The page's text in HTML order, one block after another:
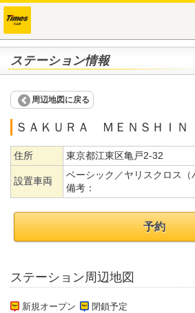
ステーション情報
周辺地図に戻る
ＳＡＫＵＲＡ ＭＥＮＳＨＩＮ
住所 東京都江東区亀戸2-32
設置車両
ベーシック／ヤリスクロス（
備考：
予約
ステーション周辺地図
新規オープン 閉鎖予定